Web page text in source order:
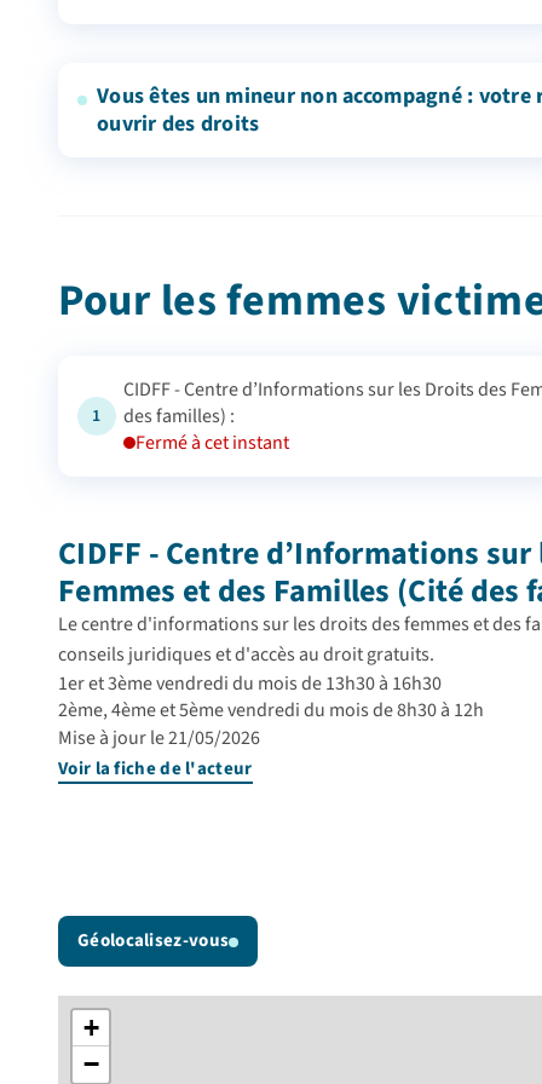
Vous êtes un mineur non accompagné :
ouvrir des droits
Pour les femmes
1
CIDFF - Centre d’Informations sur les Droits des Femmes et des Familles (Cité
des familles) :
Fermé à cet instant
CIDFF - Centre d’Informations
Femmes et des Familles (Cité des
Le centre d'informations sur les droits des femmes et des
conseils juridiques et d'accès au droit gratuits.
1er et 3ème vendredi du mois de 13h30 à 16h30
2ème, 4ème et 5ème vendredi du mois de 8h30 à 12h
Mise à jour le 21/05/2026
Voir la fiche de l'acteur
Géolocalisez-vous
+
−